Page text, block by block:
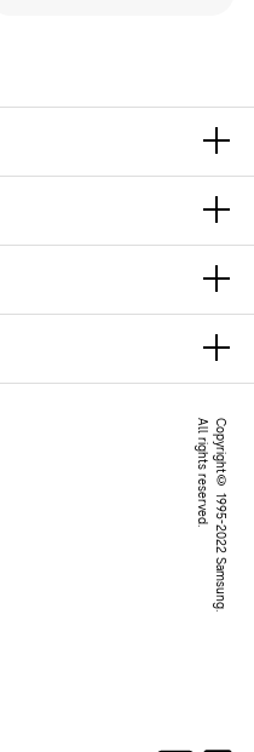
C
o
p
y
r
ig
h
t
©
1
9
9
5
-
2
0
2
2
S
a
m
s
u
n
g
.
A
l
l
r
ig
h
t
s
r
e
s
e
r
v
e
d
.